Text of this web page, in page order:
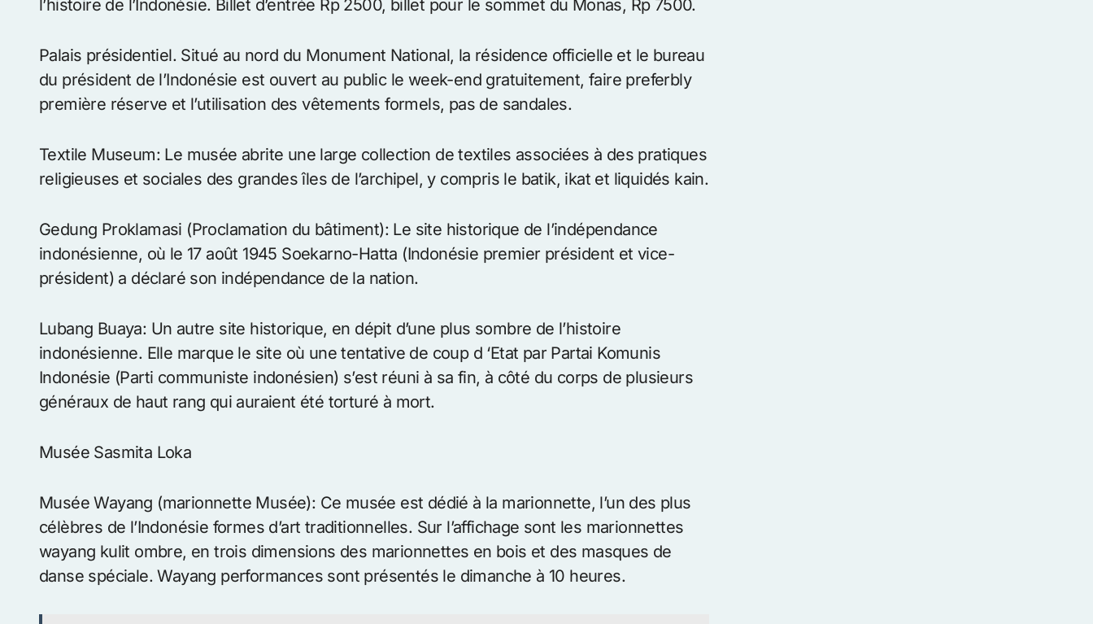
Pasar Baru: Bien que le nom signifie New Market, cela ne signifie pas la place qui est
tournante pour les opérations sur marchandises. Et de nos jours, il a été rien de moins
qu’un mélange de magasins emballé dans un espace très limité. Vous pouvez parier pour
trouver des articles sans marque de bonne qualité et bon prix ici.
Monas (Monument National): Jakarta meilleur point de repère connus, le monument est
situé 137 m au centre de Merdeka (liberté) carrés. De la terrasse d’observation, vous
l’histoire de l’Indonésie. Billet d’entrée Rp 2500, billet pour le sommet du Monas, Rp 7500.
Palais présidentiel. Situé au nord du Monument National, la résidence officielle et le bureau
première réserve et l’utilisation des vêtements formels, pas de sandales.
Textile Museum: Le musée abrite une large collection de textiles associées à des pratiques
religieuses et sociales des grandes îles de l’archipel, y compris le batik, ikat et liquidés kain.
Gedung Proklamasi (Proclamation du bâtiment): Le site historique de l’indépendance
président) a déclaré son indépendance de la nation.
Lubang Buaya: Un autre site historique, en dépit d’une plus sombre de l’histoire
indonésienne. Elle marque le site où une tentative de coup d ‘Etat par Partai Komunis